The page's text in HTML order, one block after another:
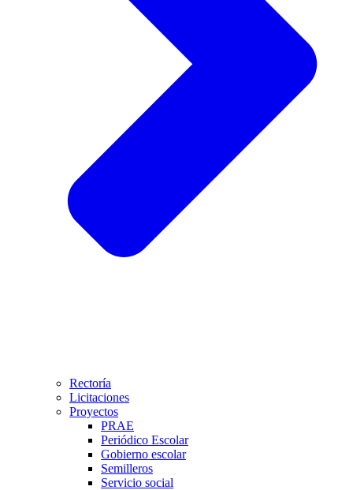
Rectoría
Licitaciones
Proyectos
PRAE
Periódico Escolar
Gobierno escolar
Semilleros
Servicio social